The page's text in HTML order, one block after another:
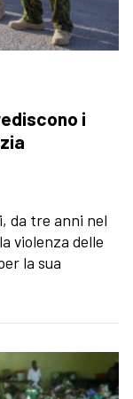
i
da tre anni nel
violenza delle
la sua